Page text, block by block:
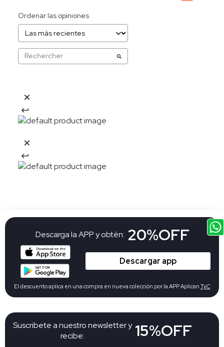
Ordenar las opiniones
Suscribete a nuestro newsletter y
recibe:
15%OFF
Descarga la APP y obtén: 20%OFF
Descargar app
El descuento aplica en una compra en nueva colección por la APP Aplican TyC